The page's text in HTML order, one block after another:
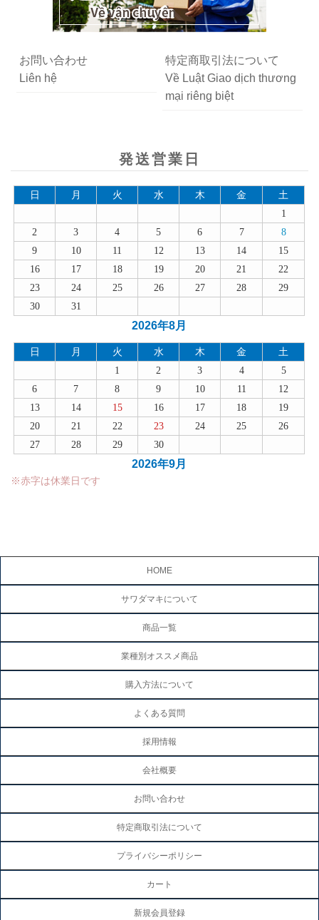
お問い合わせ
Liên hệ
特定商取引法について
Về Luật Giao dịch thương
mại riêng biệt
発送営業日
2026年8月
日 月 火 水 木 金
土
1
2
3 4 5 6 7
8
9
10 11 12 13 14
15
16
17 18 19 20 21
22
23
24 25 26 27 28
29
30
31
2026年9月
日 月 火 水 木 金
土
1
2 3 4
5
6
7 8 9 10 11
12
13
14 15 16 17 18
19
20
21 22 23 24 25
26
27
28 29 30
※赤字は休業日です
HOME
サワダマキについて
商品一覧
業種別オススメ商品
購入方法について
よくある質問
採用情報
会社概要
お問い合わせ
特定商取引法について
プライバシーポリシー
カート
新規会員登録